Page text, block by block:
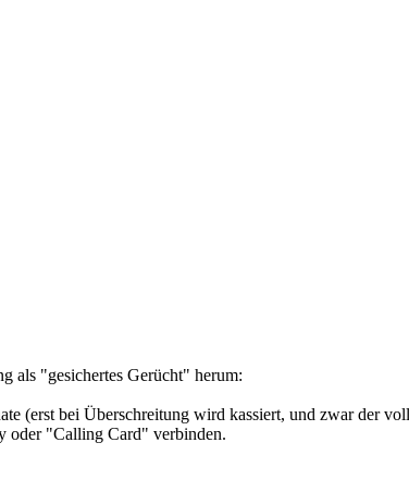
als "gesichertes Gerücht" herum:
(erst bei Überschreitung wird kassiert, und zwar der
oder "Calling Card" verbinden.